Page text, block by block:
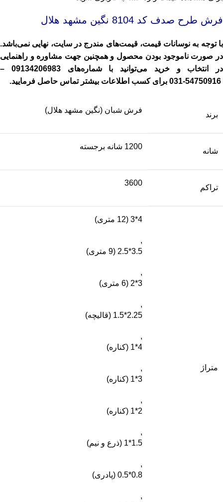
فرش طرح صدف کد 8104 نگین مشهد هلال
با توجه به نوسانات قیمت، قیمت‌های مندرج در سایت، نهایی نمی‌باشد.
در صورت ناموجود بودن محصول و همچنین جهت مشاوره و راهنمایی
در انتخاب و خرید می‌توانید با شماره‌های09134206983
–
54750916-031
برای کسب اطلاعات بیشتر تماس حاصل فرمایید.
برند
فرش شبان (نگین مشهد هلال)
شانه
1200 شانه برجسته
تراکم
3600
متراژ
4*3 (12 متری)
,
3.5*2.5 (9 متری)
,
3*2 (6 متری)
,
2.25*1.5 (قالیچه)
,
4*1 (کناره)
,
3*1 (کناره)
,
2*1 (کناره)
,
1.5*1 (ذرع و نیم)
,
0.8*0.5 (پادری)
,